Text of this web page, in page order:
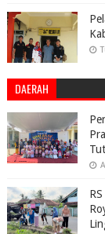
DAERAH